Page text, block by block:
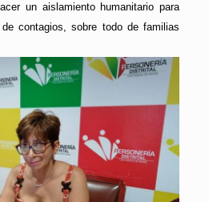
un aislamiento humanitario para
contagios, sobre todo de familias